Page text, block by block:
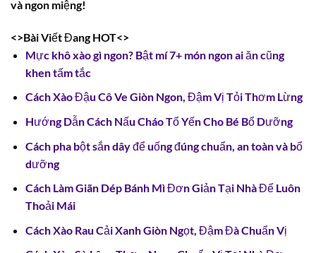
và ngon miệng!
<>Bài Viết Đang HOT<>
Mực khô xào gì ngon? Bật mí 7+ món ngon ai ăn cũng
khen tấm tắc
Cách Xào Đậu Cô Ve Giòn Ngon, Đậm Vị Tỏi Thơm Lừng
Hướng Dẫn Cách Nấu Cháo Tổ Yến Cho Bé Bổ Dưỡng
Cách pha bột sắn dây để uống đúng chuẩn, an toàn và bổ
dưỡng
Cách Làm Giãn Dép Bánh Mì Đơn Giản Tại Nhà Để Luôn
Thoải Mái
Cách Xào Rau Cải Xanh Giòn Ngọt, Đậm Đà Chuẩn Vị